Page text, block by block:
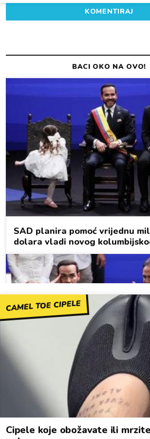
KOMENTIRAJ
CAMEL TOE CIPELE
Cipele koje obožavate ili